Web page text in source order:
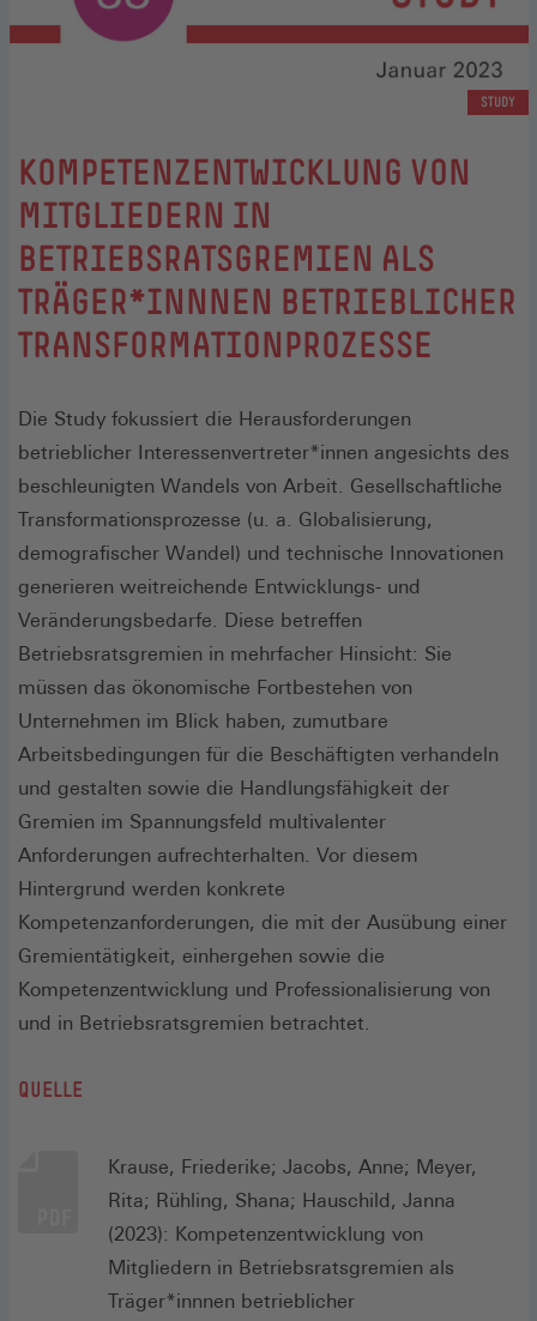
STUDY
:
KOMPETENZENTWICKLUNG VON
MITGLIEDERN IN
BETRIEBSRATSGREMIEN ALS
TRÄGER*INNNEN BETRIEBLICHER
TRANSFORMATIONPROZESSE
Die Study fokussiert die Herausforderungen
betrieblicher Interessenvertreter*innen angesichts des
beschleunigten Wandels von Arbeit. Gesellschaftliche
Transformationsprozesse (u. a. Globalisierung,
demografischer Wandel) und technische Innovationen
generieren weitreichende Entwicklungs- und
Veränderungsbedarfe. Diese betreffen
Betriebsratsgremien in mehrfacher Hinsicht: Sie
müssen das ökonomische Fortbestehen von
Unternehmen im Blick haben, zumutbare
Arbeitsbedingungen für die Beschäftigten verhandeln
und gestalten sowie die Handlungsfähigkeit der
Gremien im Spannungsfeld multivalenter
Anforderungen aufrechterhalten. Vor diesem
Hintergrund werden konkrete
Kompetenzanforderungen, die mit der Ausübung einer
Gremientätigkeit, einhergehen sowie die
Kompetenzentwicklung und Professionalisierung von
und in Betriebsratsgremien betrachtet.
QUELLE
Krause, Friederike; Jacobs, Anne; Meyer,
Rita; Rühling, Shana; Hauschild, Janna
(2023): Kompetenzentwicklung von
Mitgliedern in Betriebsratsgremien als
Träger*innnen betrieblicher